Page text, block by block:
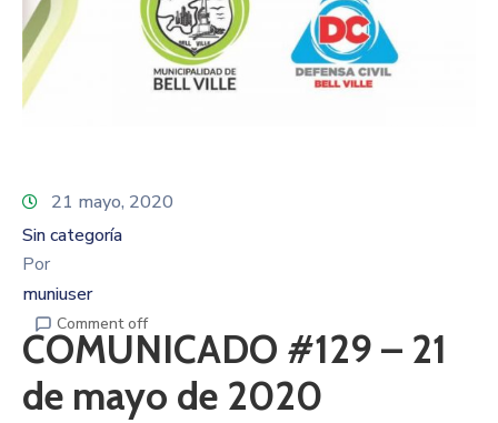
21 mayo, 2020
Sin categoría
Por
muniuser
Comment off
COMUNICADO #129 – 21
de mayo de 2020